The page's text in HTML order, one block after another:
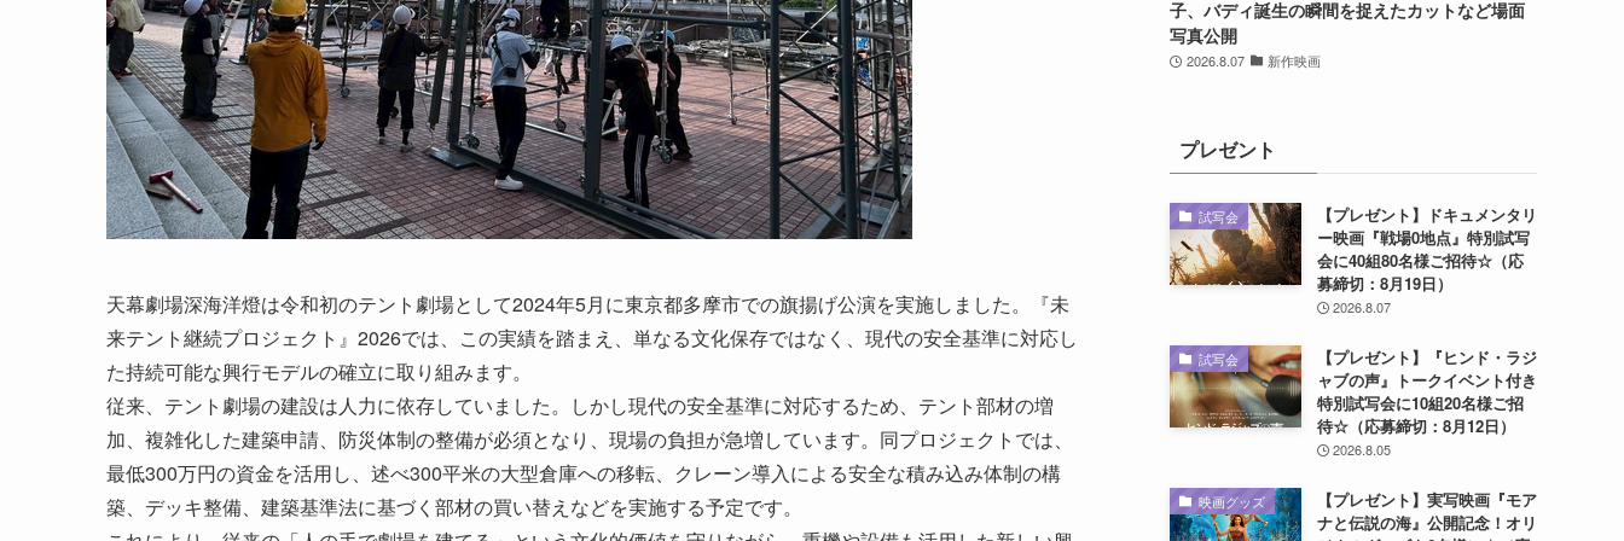
天幕劇場深海洋燈は令和初のテント劇場として2024年5月に東京都多摩市での旗揚げ公演を実施しました。『未
来テント継続プロジェクト』2026では、この実績を踏まえ、単なる文化保存ではなく、現代の安全基準に対応し
た持続可能な興行モデルの確立に取り組みます。
従来、テント劇場の建設は人力に依存していました。しかし現代の安全基準に対応するため、テント部材の増
加、複雑化した建築申請、防災体制の整備が必須となり、現場の負担が急増しています。同プロジェクトでは、
最低300万円の資金を活用し、述べ300平米の大型倉庫への移転、クレーン導入による安全な積み込み体制の構
築、デッキ整備、建築基準法に基づく部材の買い替えなどを実施する予定です。
子、バディ誕生の瞬間を捉えたカットなど場面
写真公開
2026.8.07 新作映画
プレゼント
試写会
【プレゼント】ドキュメンタリ
ー映画『戦場0地点』特別試写
会に40組80名様ご招待☆（応
募締切：8月19日）
2026.8.07
試写会
【プレゼント】『ヒンド・ラジ
ャブの声』トークイベント付き
特別試写会に10組20名様ご招
待☆（応募締切：8月12日）
2026.8.05
映画グッズ
【プレゼント】実写映画『モア
ナと伝説の海』公開記念！オリ